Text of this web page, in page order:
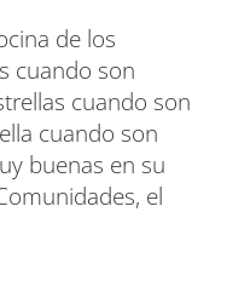
de los
cuando son
cuando son
cuando son
buenas en su
el